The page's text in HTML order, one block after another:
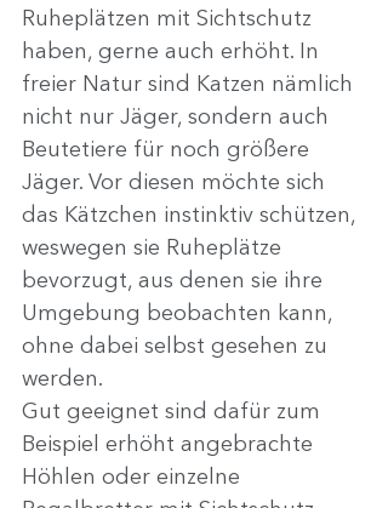
Ruheplätzen mit Sichtschutz
haben, gerne auch erhöht. In
freier Natur sind Katzen nämlich
nicht nur Jäger, sondern auch
Beutetiere für noch größere
Jäger. Vor diesen möchte sich
das Kätzchen instinktiv schützen,
weswegen sie Ruheplätze
bevorzugt, aus denen sie ihre
Umgebung beobachten kann,
ohne dabei selbst gesehen zu
werden.
Gut geeignet sind dafür zum
Beispiel erhöht angebrachte
Höhlen oder einzelne